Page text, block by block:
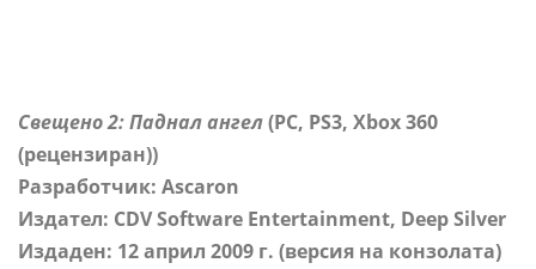
Свещено 2: Паднал ангел(PC, PS3, Xbox 360
(рецензиран))
Разработчик: Ascaron
Издател: CDV Software Entertainment, Deep Silver
Издаден: 12 април 2009 г. (версия на конзолата)